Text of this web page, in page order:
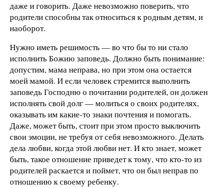
даже и говорить. Даже невозможно поверить, что
родители способны так относиться к родным детям, и
наоборот.
Нужно иметь решимость — во что бы то ни стало
исполнить Божию заповедь. Должно быть понимание:
допустим, мама неправа, но при этом она остается
моей мамой. И если человек стремится выполнить
заповедь Господню о почитании родителей, он должен
исполнять свой долг — молиться о своих родителях,
оказывать им какие-то знаки почтения и помогать.
Даже, может быть, стоит при этом просто выключить
свои эмоции, не требуя от себя невозможного. Делать
дела любви, когда этой любви нет. И кто знает, может
быть, такое отношение приведет к тому, что кто-то из
родителей раскается и поймет, что он был неправ по
отношению к своему ребенку.